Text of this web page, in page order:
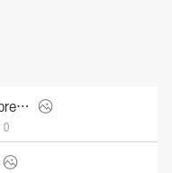
벤틀리 Continental GT Speed Ombre by Mulliner (2025)
0